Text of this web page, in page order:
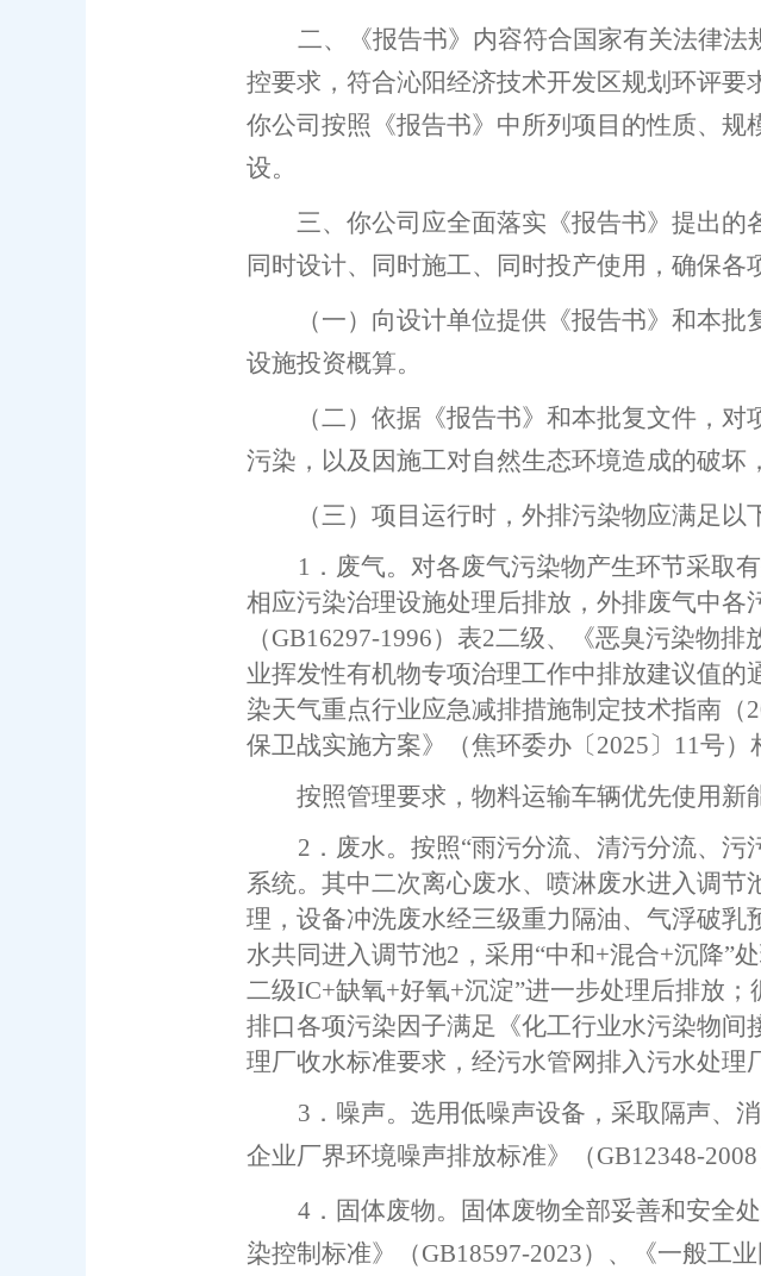
二、《报告书》内容符合国家有关法律法
控要求，符合沁阳经济技术开发区规划环评要
你公司按照《报告书》中所列项目的性质、
设。
三、你公司应全面落实《报告书》提出
同时设计、同时施工、同时投产使用，确保各
（一）向设计单位提供《报告书》和本
设施投资概算。
（二）依据《报告书》和本批复文件，
污染，以及因施工对自然生态环境造成的破坏
（三） 项目运行时，外排污染物应满足以
1．废气。 对各废气污染物产生环节采取
相应污染治理设施处理后排放，外排废气中各
（GB16297-1996）表2二级、 《恶臭污染物排
业挥发性有机物专项治理工作中排放建议值的
染天气重点行业应急减排措施制定技术指南（
保卫战实施方案》（焦环委办〔2025〕11号）
按照管理要求，物料运输车辆优先使用新
2 ． 废水。 按照“雨污分流、清污分流、污
系统。 其中二次离心废水、喷淋废水进入调节
理，设备冲洗废水经三级重力隔油、气浮破
水共同进入调节池2，采用“中和+混合+沉降”处
二级IC+缺氧+好氧+沉淀”进一步处理后排放
排口各项污染因子满足 《化工行业水污染物间
理厂收水标准要求 ，经污水管网排入污水处理
3．噪声。 选用低噪声设备，采取隔声、
企业厂界环境噪声排放标准》（GB12348-
4．固体废物。
固体废物全部妥善和安全
染控制标准》（GB18597-2023）、《一般工